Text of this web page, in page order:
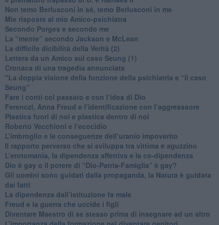
​Non temo Berlusconi in sé, temo Berlusconi in me
​Mie risposte al mio Amico-psichiatra
​Secondo Porges e secondo me
​La “mente” secondo Jackson e McLean
La difficile dicibilità della Verità (2)
​Lettera da un Amico sul caso Seung (1)
​Cronaca di una tragedia annunciata
"​La doppia visione della funzione della psichiatria e “il caso
Seung”
​Fare i conti col passato e con l’idea di Dio
​Ferenczi, Anna Freud e l’identificazione con l’aggresssore
Plastica fuori di noi e plastica dentro di noi
​Roberto Vecchioni e l’ecocidio
​L’imbroglio e le conseguenze dell’uranio impoverito
​Il rapporto perverso che si sviluppa tra vittima e aguzzino
L’erotomania, la dipendenza affettiva e la co-dipendenza
​Dio è gay o il potere di “Dio-Patria-Famiglia” è gay?
​Gli uomini sono guidati dalla propaganda, la Natura è guidata
dai fatti
La dipendenza dall’istituzione fa male
​Freud e la guerra che uccide i figli
​Diventare Maestro di se stesso prima di insegnare ad un altro